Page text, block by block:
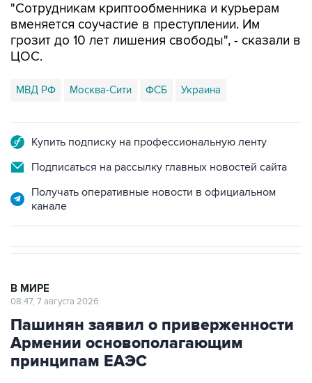
"Сотрудникам криптообменника и курьерам
вменяется соучастие в преступлении. Им
грозит до 10 лет лишения свободы", - сказали в
ЦОС.
МВД РФ Москва-Сити ФСБ Украина
Купить подписку на профессиональную ленту
Подписаться на рассылку главных новостей сайта
Получать оперативные новости в официальном
канале
В МИРЕ
08:47, 7 августа 2026
Пашинян заявил о приверженности
Армении основополагающим
принципам ЕАЭС